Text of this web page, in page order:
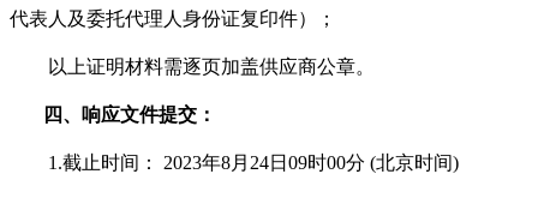
代表人及委托代理人身份证复印件）；
以上证明材料需逐页加盖供应商公章。
四、响应文件提交：
1.截止时间： 2023年8月 24日 09时00分 (北京时间)